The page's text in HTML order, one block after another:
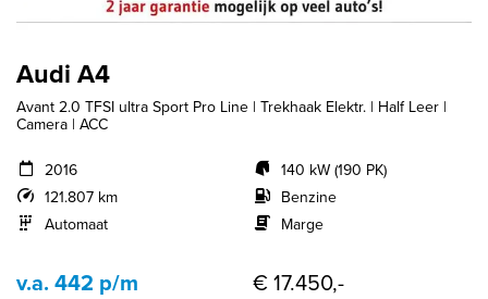
Audi A4
Avant 2.0 TFSI ultra Sport Pro Line | Trekhaak Elektr. | Half Leer |
Camera | ACC
2016
121.807 km
Automaat
140 kW (190 PK)
Benzine
Marge
v.a. 442 p/m € 17.450,-